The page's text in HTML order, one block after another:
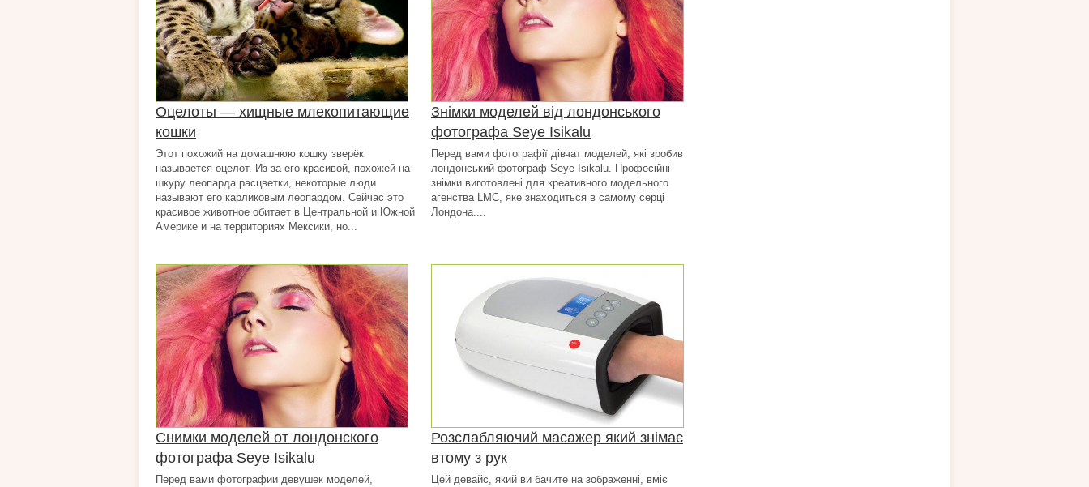
Оцелоты — хищные млекопитающие
кошки
Этот похожий на домашнюю кошку зверёк
называется оцелот. Из-за его красивой, похожей на
шкуру леопарда расцветки, некоторые люди
называют его карликовым леопардом. Сейчас это
красивое животное обитает в Центральной и Южной
Америке и на территориях Мексики, но...
Знімки моделей від лондонського
фотографа Seye Isikalu
Перед вами фотографії дівчат моделей, які зробив
лондонський фотограф Seye Isikalu. Професійні
знімки виготовлені для креативного модельного
агенства LMC, яке знаходиться в самому серці
Лондона....
Снимки моделей от лондонского
фотографа Seye Isikalu
Перед вами фотографии девушек моделей,
Розслабляючий масажер який знімає
втому з рук
Цей девайс, який ви бачите на зображенні, вміє